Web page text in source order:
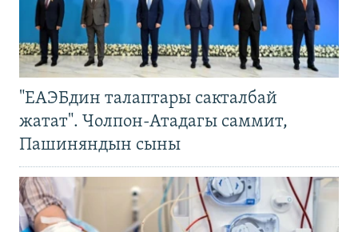
"ЕАЭБдин талаптары сакталбай
жатат". Чолпон-Атадагы саммит,
Пашиняндын сыны